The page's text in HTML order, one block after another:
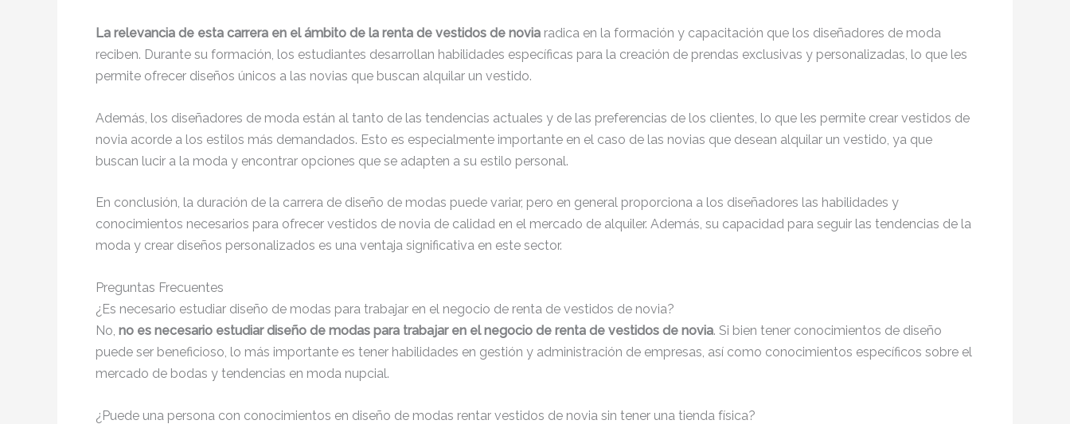
La relevancia de esta carrera en el ámbito de la renta de vestidos de novia radica en la formación y capacitación que los diseñadores de moda
reciben. Durante su formación, los estudiantes desarrollan habilidades específicas para la creación de prendas exclusivas y personalizadas, lo que les
permite ofrecer diseños únicos a las novias que buscan alquilar un vestido.
Además, los diseñadores de moda están al tanto de las tendencias actuales y de las preferencias de los clientes, lo que les permite crear vestidos de
novia acorde a los estilos más demandados. Esto es especialmente importante en el caso de las novias que desean alquilar un vestido, ya que
buscan lucir a la moda y encontrar opciones que se adapten a su estilo personal.
En conclusión, la duración de la carrera de diseño de modas puede variar, pero en general proporciona a los diseñadores las habilidades y
conocimientos necesarios para ofrecer vestidos de novia de calidad en el mercado de alquiler. Además, su capacidad para seguir las tendencias de la
moda y crear diseños personalizados es una ventaja significativa en este sector.
Preguntas Frecuentes
¿Es necesario estudiar diseño de modas para trabajar en el negocio de renta de vestidos de novia?
No, no es necesario estudiar diseño de modas para trabajar en el negocio de renta de vestidos de novia. Si bien tener conocimientos de diseño
puede ser beneficioso, lo más importante es tener habilidades en gestión y administración de empresas, así como conocimientos específicos sobre el
mercado de bodas y tendencias en moda nupcial.
¿Puede una persona con conocimientos en diseño de modas rentar vestidos de novia sin tener una tienda física?